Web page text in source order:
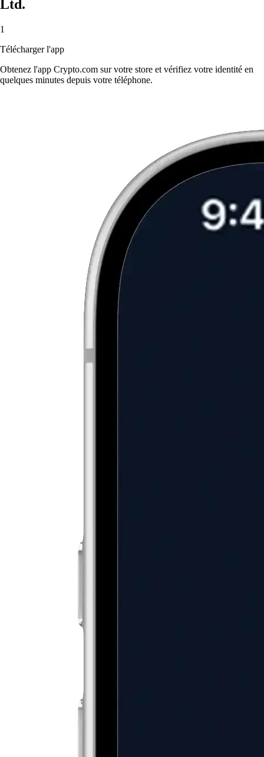
Ltd.
1
Télécharger l'app
Obtenez l'app Crypto.com sur votre store et vérifiez votre identité en
quelques minutes depuis votre téléphone.